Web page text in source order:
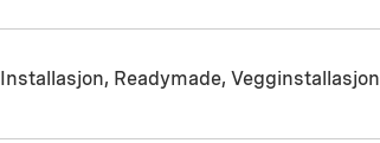
Installasjon, Readymade, Vegginstallasjon